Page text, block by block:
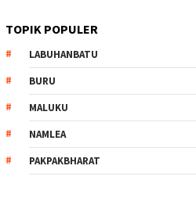
TOPIK POPULER
LABUHANBATU
BURU
MALUKU
NAMLEA
PAKPAKBHARAT